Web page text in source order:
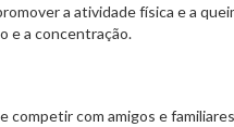
a atividade física e a
e a concentração.
competir com amigos e